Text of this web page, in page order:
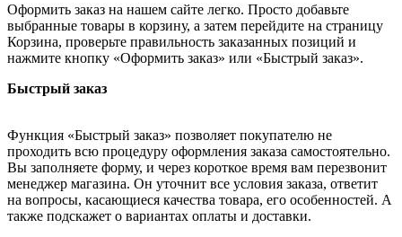
Оформить заказ на нашем сайте легко. Просто добавьте
выбранные товары в корзину, а затем перейдите на страницу
Корзина, проверьте правильность заказанных позиций и
нажмите кнопку «Оформить заказ» или «Быстрый заказ».
Быстрый заказ
Функция «Быстрый заказ» позволяет покупателю не
проходить всю процедуру оформления заказа самостоятельно.
Вы заполняете форму, и через короткое время вам перезвонит
менеджер магазина. Он уточнит все условия заказа, ответит
на вопросы, касающиеся качества товара, его особенностей. А
также подскажет о вариантах оплаты и доставки.